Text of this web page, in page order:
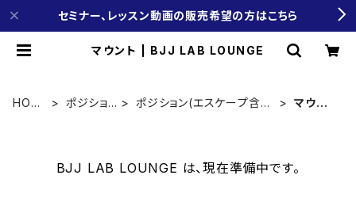
セミナー、レッスン動画の販売希望の方はこちら
マウント | BJJ LAB LOUNGE
HOM
ポジショ
ポジション(エスケープ含
マウン
BJJ LAB LOUNGE は、現在準備中です。